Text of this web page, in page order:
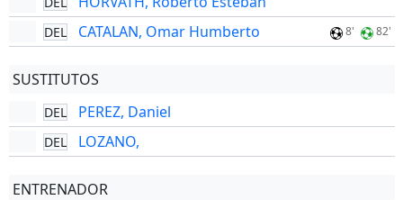
DEL CATALAN, Omar Humberto 8' 82'
SUSTITUTOS
DEL PEREZ, Daniel
DEL LOZANO,
ENTRENADOR